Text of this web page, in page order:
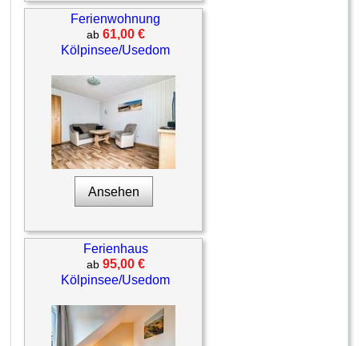
Ferienwohnung
ab 61,00 €
Kölpinsee/Usedom
Ansehen
Ferienhaus
ab 95,00 €
Kölpinsee/Usedom